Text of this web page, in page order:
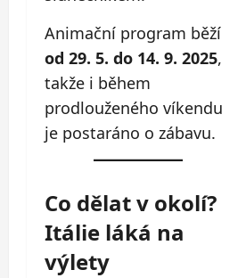
Animační program běží
od 29. 5. do 14. 9. 2025,
takže i během
prodlouženého víkendu
je postaráno o zábavu.
Co dělat v okolí?
Itálie láká na
výlety